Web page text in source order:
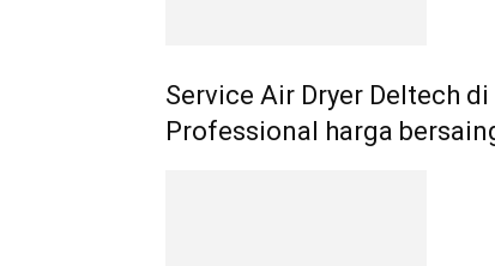
Service Air Dryer Deltech
Professional harga